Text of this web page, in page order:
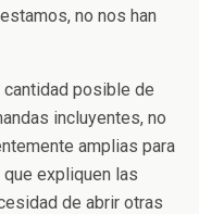
no nos han
cantidad posible de
incluyentes, no
amplias para
expliquen las
de abrir otras